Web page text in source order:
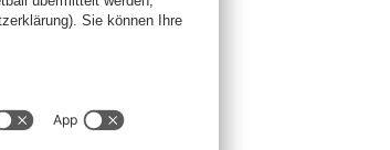
beimFC
die